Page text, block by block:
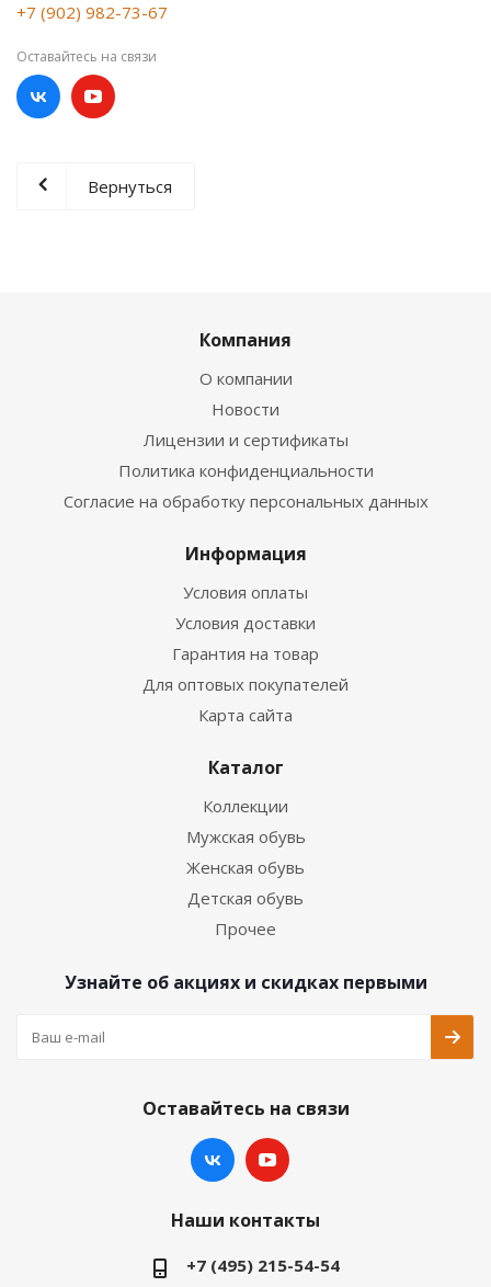
+7 (902) 982-73-67
Оставайтесь на связи
Вернуться
Компания
О компании
Новости
Лицензии и сертификаты
Политика конфиденциальности
Согласие на обработку персональных данных
Информация
Условия оплаты
Условия доставки
Гарантия на товар
Для оптовых покупателей
Карта сайта
Каталог
Коллекции
Мужская обувь
Женская обувь
Детская обувь
Прочее
Узнайте об акциях и скидках первыми
Оставайтесь на связи
Наши контакты
+7 (495) 215-54-54